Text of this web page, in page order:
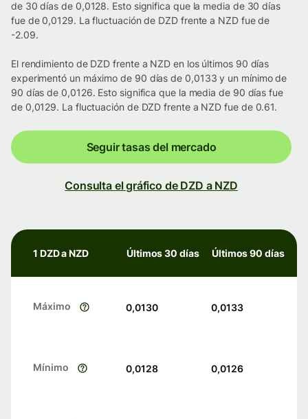
de 30 días de 0,0128. Esto significa que la media de 30 días
fue de 0,0129. La fluctuación de DZD frente a NZD fue de
-2.09.
El rendimiento de DZD frente a NZD en los últimos 90 días
experimentó un máximo de 90 días de 0,0133 y un mínimo de
90 días de 0,0126. Esto significa que la media de 90 días fue
de 0,0129. La fluctuación de DZD frente a NZD fue de 0.61.
Seguir tasas del mercado
Consulta el gráfico de DZD a NZD
1 DZD a NZD Últimos 30 días Últimos 90 días
Máximo 0,0130 0,0133
Mínimo 0,0128 0,0126